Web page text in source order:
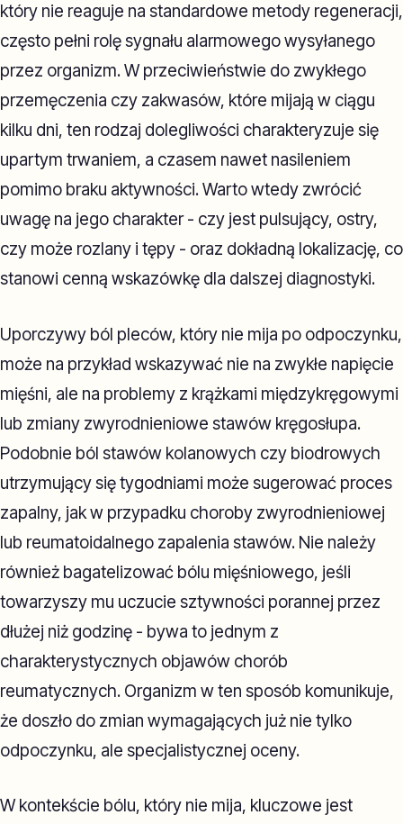
który nie reaguje na standardowe metody regeneracji,
często pełni rolę sygnału alarmowego wysyłanego
przez organizm. W przeciwieństwie do zwykłego
przemęczenia czy zakwasów, które mijają w ciągu
kilku dni, ten rodzaj dolegliwości charakteryzuje się
upartym trwaniem, a czasem nawet nasileniem
pomimo braku aktywności. Warto wtedy zwrócić
uwagę na jego charakter - czy jest pulsujący, ostry,
czy może rozlany i tępy - oraz dokładną lokalizację, co
stanowi cenną wskazówkę dla dalszej diagnostyki.
Uporczywy ból pleców, który nie mija po odpoczynku,
może na przykład wskazywać nie na zwykłe napięcie
mięśni, ale na problemy z krążkami międzykręgowymi
lub zmiany zwyrodnieniowe stawów kręgosłupa.
Podobnie ból stawów kolanowych czy biodrowych
utrzymujący się tygodniami może sugerować proces
zapalny, jak w przypadku choroby zwyrodnieniowej
lub reumatoidalnego zapalenia stawów. Nie należy
również bagatelizować bólu mięśniowego, jeśli
towarzyszy mu uczucie sztywności porannej przez
dłużej niż godzinę - bywa to jednym z
charakterystycznych objawów chorób
reumatycznych. Organizm w ten sposób komunikuje,
że doszło do zmian wymagających już nie tylko
odpoczynku, ale specjalistycznej oceny.
W kontekście bólu, który nie mija, kluczowe jest